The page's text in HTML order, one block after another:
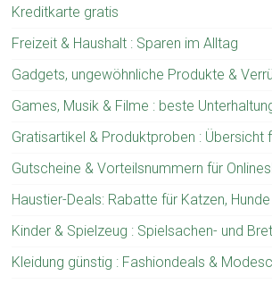
Kreditkarte gratis
Freizeit & Haushalt : Sparen im Alltag
Gadgets, ungewöhnliche Produkte &
Games, Musik & Filme : beste
Gratisartikel & Produktproben : Übersicht
Gutscheine & Vorteilsnummern für
Haustier-Deals: Rabatte für Katzen,
Kinder & Spielzeug : Spielsachen- und
Kleidung günstig : Fashiondeals &